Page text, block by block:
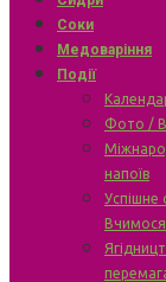
Соки
Медоваріння
Події
Фото /
напоїв
Успішне